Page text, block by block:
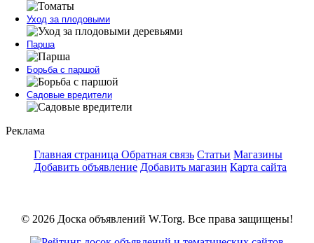
Уход за плодовыми
Парша
Борьба с паршой
Садовые вредители
Реклама
Главная страница Обратная связь Статьи Магазины
Добавить объявление Добавить магазин Карта сайта
© 2026 Доска объявлений W.Torg. Все права защищены!